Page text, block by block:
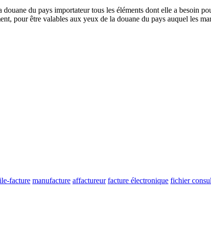
du pays importateur tous les éléments dont elle a besoin
pour être valables aux yeux de la douane du pays auquel les
facture manufacture affactureur facture électronique fichier